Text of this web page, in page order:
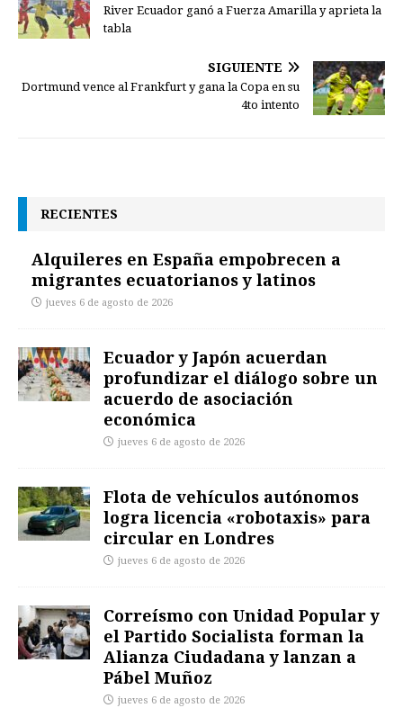
River Ecuador ganó a Fuerza Amarilla y aprieta la
tabla
SIGUIENTE
Dortmund vence al Frankfurt y gana la Copa en su
4to intento
RECIENTES
Alquileres en España empobrecen a
migrantes ecuatorianos y latinos
jueves 6 de agosto de 2026
Ecuador y Japón acuerdan
profundizar el diálogo sobre un
acuerdo de asociación
económica
jueves 6 de agosto de 2026
Flota de vehículos autónomos
logra licencia «robotaxis» para
circular en Londres
jueves 6 de agosto de 2026
Correísmo con Unidad Popular y
el Partido Socialista forman la
Alianza Ciudadana y lanzan a
Pábel Muñoz
jueves 6 de agosto de 2026